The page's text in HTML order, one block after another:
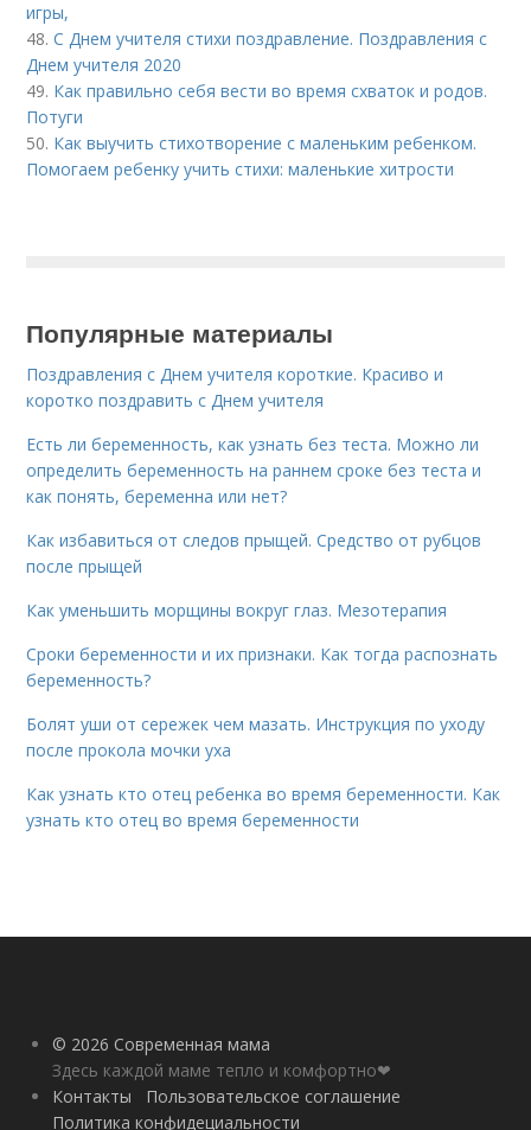
игры,
48.С Днем учителя стихи поздравление. Поздравления с
Днем учителя 2020
49. Как правильно себя вести во время схваток и родов.
Потуги
50. Как выучить стихотворение с маленьким ребенком.
Помогаем ребенку учить стихи: маленькие хитрости
Популярные материалы
Поздравления с Днем учителя короткие. Красиво и
коротко поздравить с Днем учителя
Есть ли беременность, как узнать без теста. Можно ли
определить беременность на раннем сроке без теста и
как понять, беременна или нет?
Как избавиться от следов прыщей. Средство от рубцов
после прыщей
Как уменьшить морщины вокруг глаз. Мезотерапия
Сроки беременности и их признаки. Как тогда распознать
беременность?
Болят уши от сережек чем мазать. Инструкция по уходу
после прокола мочки уха
Как узнать кто отец ребенка во время беременности. Как
узнать кто отец во время беременности
© 2026 Современная мама
Здесь каждой маме тепло и комфортно❤
Контакты
Пользовательское соглашение
Политика конфидециальности